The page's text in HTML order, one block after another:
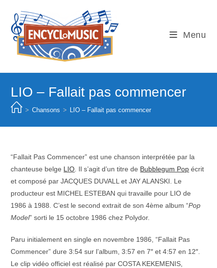
content
Menu
LIO – Fallait pas commencer
> Chansons > LIO – Fallait pas commencer
“Fallait Pas Commencer” est une chanson interprétée par la
chanteuse belge LIO . Il s’agit d’un titre de Bubblegum Pop écrit
et composé par JACQUES DUVALL et JAY ALANSKI. Le
producteur est MICHEL ESTEBAN qui travaille pour LIO de
1986 à 1988. C’est le second extrait de son 4ème album “Pop
Model” sorti le 15 octobre 1986 chez Polydor.
Paru initialement en single en novembre 1986, “Fallait Pas
Commencer” dure 3:54 sur l’album, 3:57 en 7″ et 4:57 en 12″.
Le clip vidéo officiel est réalisé par COSTA KEKEMENIS,